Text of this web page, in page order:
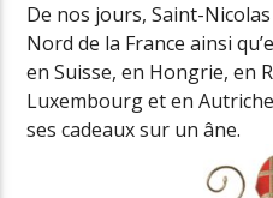
De nos jours, Saint-
Nord de la France ainsi
en Suisse, en Hongrie, en
Luxembourg et en
ses cadeaux sur un âne.